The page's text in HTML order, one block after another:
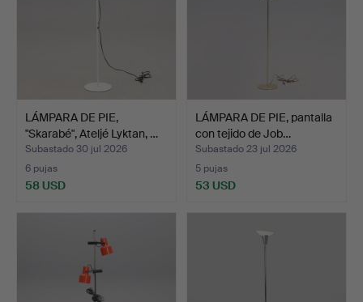
LÁMPARA DE PIE,
"Skarabé", Ateljé Lyktan, …
Subastado 30 jul 2026
6 pujas
58 USD
LÁMPARA DE PIE, pantalla
con tejido de Job…
Subastado 23 jul 2026
5 pujas
53 USD